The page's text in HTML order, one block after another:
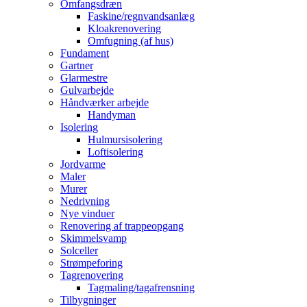
Omfangsdræn
Faskine/regnvandsanlæg
Kloakrenovering
Omfugning (af hus)
Fundament
Gartner
Glarmestre
Gulvarbejde
Håndværker arbejde
Handyman
Isolering
Hulmursisolering
Loftisolering
Jordvarme
Maler
Murer
Nedrivning
Nye vinduer
Renovering af trappeopgang
Skimmelsvamp
Solceller
Strømpeforing
Tagrenovering
Tagmaling/tagafrensning
Tilbygninger